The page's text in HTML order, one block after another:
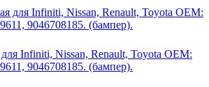
для Infiniti, Nissan, Renault, Toyota ОЕМ:
9046708185. (бампер).